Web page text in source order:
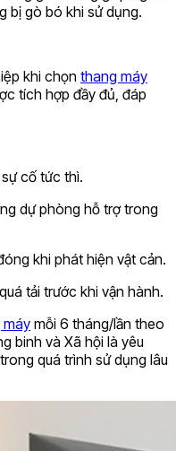
bị gò bó khi sử dụng.
khi chọn thang máy
tích hợp đầy đủ, đáp
cố tức thì.
dự phòng hỗ trợ trong
khi phát hiện vật cản.
tải trước khi vận hành.
máy mỗi 6 tháng/lần theo
binh và Xã hội là yêu
quá trình sử dụng lâu